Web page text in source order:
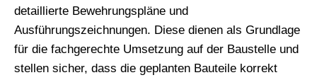
detaillierte Bewehrungspläne und
Ausführungszeichnungen. Diese dienen als Grundlage
für die fachgerechte Umsetzung auf der Baustelle und
stellen sicher, dass die geplanten Bauteile korrekt